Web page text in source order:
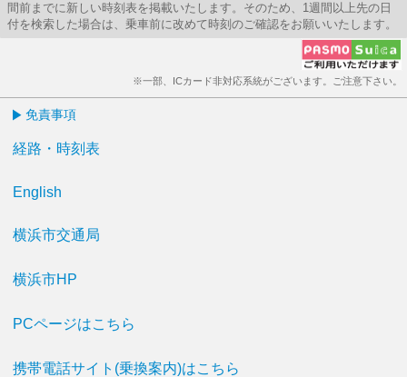
間前までに新しい時刻表を掲載いたします。そのため、1週間以上先の日
付を検索した場合は、乗車前に改めて時刻のご確認をお願いいたします。
※一部、ICカード非対応系統がございます。ご注意下さい。
免責事項
経路・時刻表
English
横浜市交通局
横浜市HP
PCページはこちら
携帯電話サイト(乗換案内)はこちら